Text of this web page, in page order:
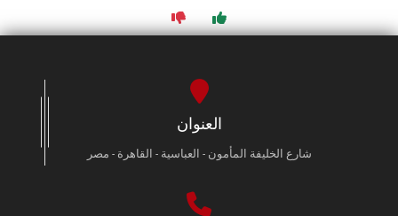
العنوان
شارع الخليفة المأمون - العباسية - القاهرة - مصر